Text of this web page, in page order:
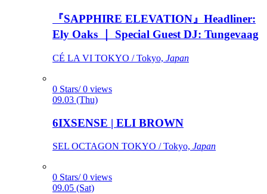
『SAPPHIRE ELEVATION』Headliner:
Ely Oaks ｜ Special Guest DJ: Tungevaag
CÉ LA VI TOKYO / Tokyo, Japan
0 Stars/ 0 views
09.03 (Thu)
6IXSENSE | ELI BROWN
SEL OCTAGON TOKYO / Tokyo, Japan
0 Stars/ 0 views
09.05 (Sat)